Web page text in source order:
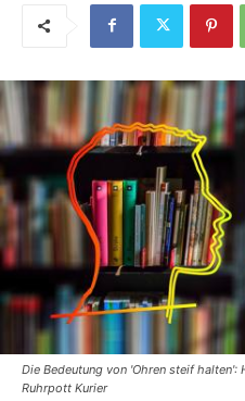
Die Bedeutung von 'Ohren steif
Ruhrpott Kurier